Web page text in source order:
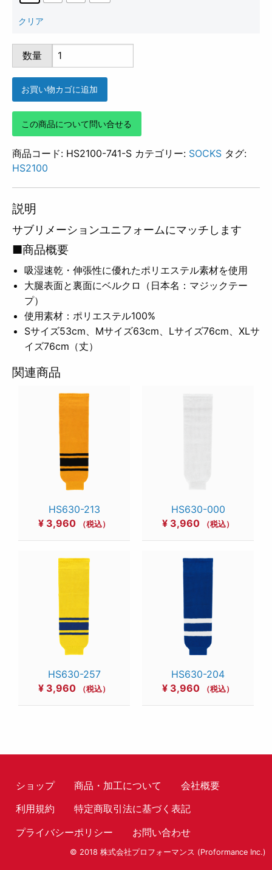
クリア
HS2100-
741
個
数量
お買い物カゴに追加
この商品について問い合せる
商品コード: HS2100-741-S カテゴリー: SOCKS タグ:
HS2100
説明
サブリメーションユニフォームにマッチします
■商品概要
吸湿速乾・伸張性に優れたポリエステル素材を使用
大腿表面と裏面にベルクロ（日本名：マジックテー
プ）
使用素材：ポリエステル100%
Sサイズ53cm、Mサイズ63cm、Lサイズ76cm、XLサ
イズ76cm（丈）
関連商品
HS630-213
¥ 3,960 （税込）
HS630-000
¥ 3,960 （税込）
HS630-257
¥ 3,960 （税込）
HS630-204
¥ 3,960 （税込）
ショップ 商品・加工について
会社概要
利用規約
特定商取引法に基づく表記
プライバシーポリシー
お問い合わせ
© 2018 株式会社プロフォーマンス (Proformance Inc.)